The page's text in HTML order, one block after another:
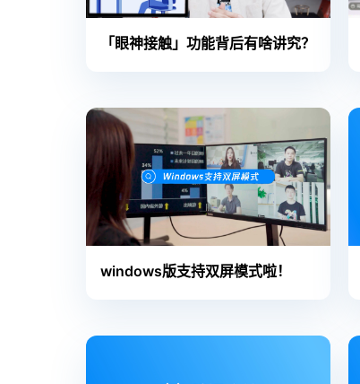
「眼神接触」功能背后有啥讲究？
windows版支持双屏模式啦！